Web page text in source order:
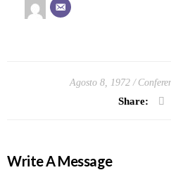
Agosto 8, 1972
Share:
Write A Message